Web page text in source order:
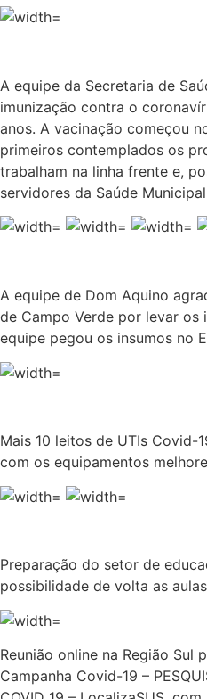
A equipe da Secretaria de
imunização contra o
anos. A vacinação começou
primeiros contemplados os
trabalham na linha frente e,
servidores da Saúde
A equipe de Dom Aquino
de Campo Verde por levar os
equipe pegou os insumos no
Mais 10 leitos de UTIs Covid-
com os equipamentos
Preparação do setor de
possibilidade de volta as
Reunião online na Região Sul
Campanha Covid-19 –